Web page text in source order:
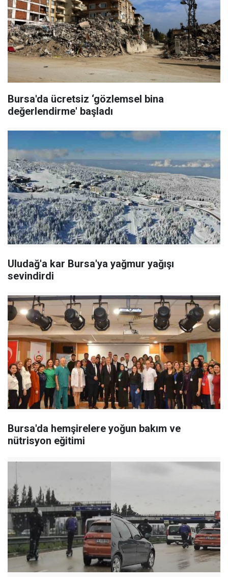
Bursa'da ücretsiz ‘gözlemsel bina
değerlendirme' başladı
Uludağ'a kar Bursa'ya yağmur yağışı
sevindirdi
Bursa'da hemşirelere yoğun bakım ve
nütrisyon eğitimi